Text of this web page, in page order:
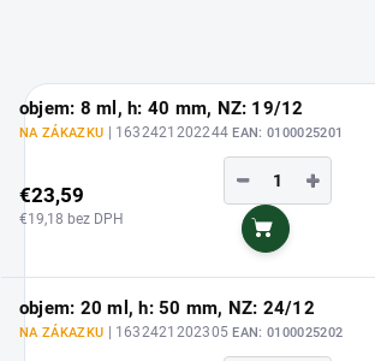
objem: 8 ml, h: 40 mm, NZ: 19/12
NA ZÁKAZKU | 1632421202244EAN: 0100025201
€23,59
€19,18 bez DPH
+
−
Do košíka
objem: 20 ml, h: 50 mm, NZ: 24/12
NA ZÁKAZKU | 1632421202305EAN: 0100025202